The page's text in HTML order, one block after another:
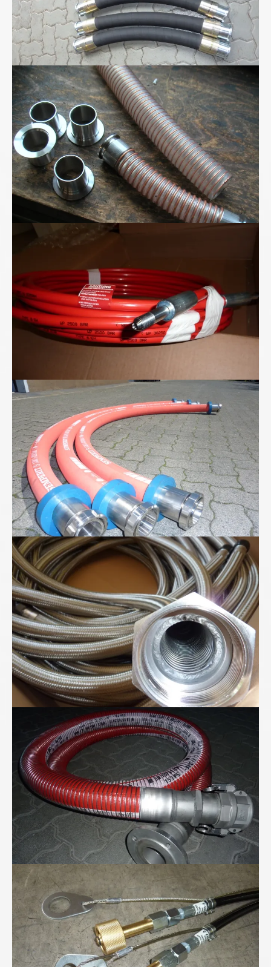
Polyurethan-Spiralschlauch
Superhochdruck- schlauchleitung bis 2800bar
Lebensmittel-Schlauchleitungen von uns...
Metall-Ringwellschläuche
"Für Anspruchsvolle" - Folienwickelschlauch mit
PTFE-Seele
Höchstdruckschläuche für 300bar Stickstoff...